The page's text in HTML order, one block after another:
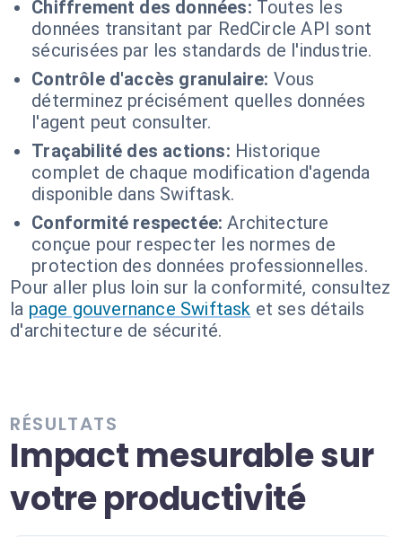
Chiffrement des données: Toutes les
données transitant par RedCircle API sont
sécurisées par les standards de l'industrie.
Contrôle d'accès granulaire: Vous
déterminez précisément quelles données
l'agent peut consulter.
Traçabilité des actions: Historique
complet de chaque modification d'agenda
disponible dans Swiftask.
Conformité respectée: Architecture
conçue pour respecter les normes de
protection des données professionnelles.
Pour aller plus loin sur la conformité, consultez
la page gouvernance Swiftask et ses détails
d'architecture de sécurité.
RÉSULTATS
Impact mesurable sur
votre productivité